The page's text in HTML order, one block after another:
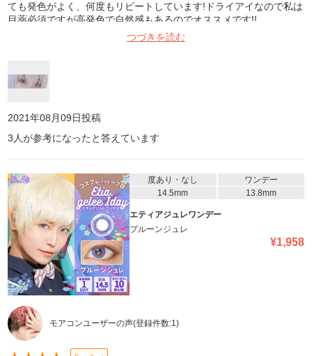
ても発色がよく、何度もリピートしています!ドライアイなので私は
目薬必須ですが高発色で自然感もあるのでオススメです!!
つづきを読む
2021年08月09日投稿
3 人が参考になったと答えています
度あり・なし
ワンデー
14.5mm
13.8mm
エティアジュレワンデー
プルーンジュレ
¥1,958
モアコンユーザーの声(登録件数:1)